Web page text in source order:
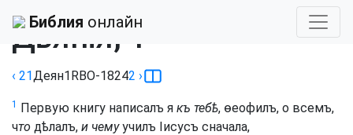
Библия онлайн
Дѣянія, 1
‹ 21Деян1RBO-18242 ›
1 Первую книгу написалъ я къ тебѣ, ѳеофилъ, о всемъ,
что дѣлалъ, и чемуучилъ Іисусъ сначала,